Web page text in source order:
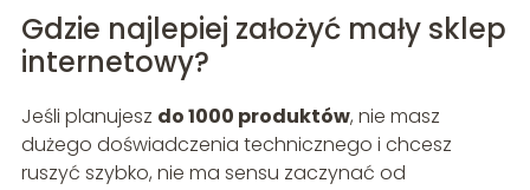
Gdzie najlepiej założyć mały sklep
internetowy?
Jeśli planujesz do 1000 produktów, nie masz
dużego doświadczenia technicznego i chcesz
ruszyć szybko, nie ma sensu zaczynać od